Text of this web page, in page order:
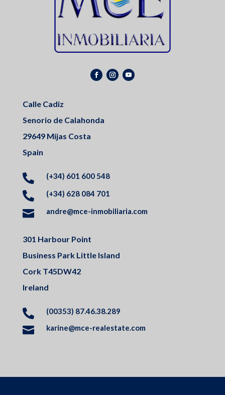
Calle Cadiz
Senorio de Calahonda
29649 Mijas Costa
Spain
 (+34) 601 600 548
 (+34) 628 084 701
 andre@mce-inmobiliaria.com
301 Harbour Point
Business Park Little Island
Cork T45DW42
Ireland
 (00353) 87.46.38.289
 karine@mce-realestate.com